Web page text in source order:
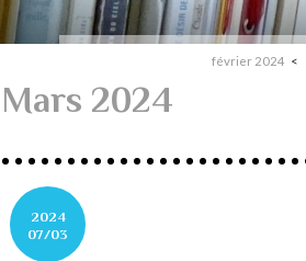
février 2024
Mars 2024
2024
07/03